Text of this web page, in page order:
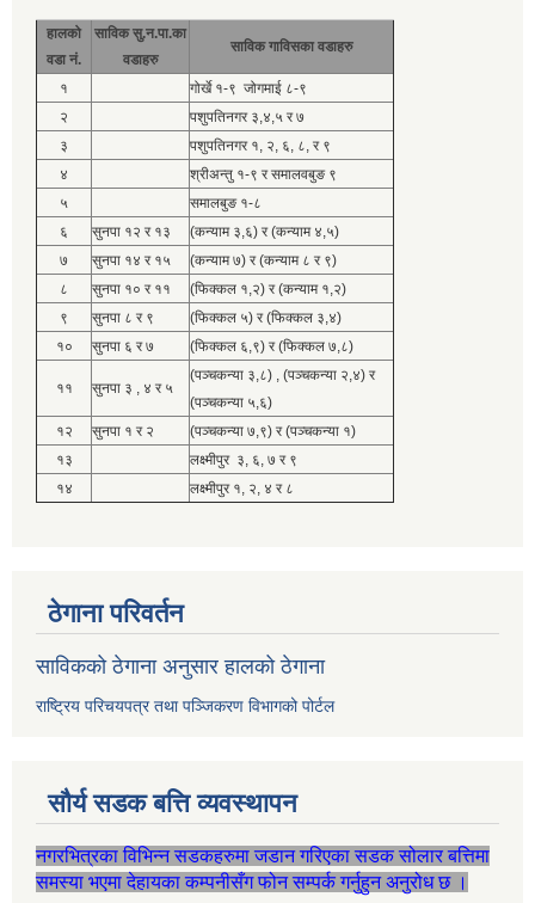
हालको
वडा नं.
साविक सु.न.पा.का
वडाहरु
साविक गाविसका वडाहरु
१
गोर्खे १-९ जोगमाई ८-९
२
पशुपतिनगर ३,४,५ र ७
३
पशुपतिनगर १, २, ६, ८, र ९
४
श्रीअन्तु १-९ र समालवबुङ ९
५
समालबुङ १-८
६
सुनपा १२ र १३
(कन्याम ३,६) र (कन्याम ४,५)
७
सुनपा १४ र १५
(कन्याम ७) र (कन्याम ८ र ९)
८
सुनपा १० र ११
(फिक्कल १,२) र (कन्याम १,२)
९
सुनपा ८ र ९
(फिक्कल ५) र (फिक्कल ३,४)
१०
सुनपा ६ र ७ (फिक्कल ६,९) र (फिक्कल ७,८)
११ सुनपा ३ , ४ र ५
(पञ्चकन्या ३,८) , (पञ्चकन्या २,४) र
(पञ्चकन्या ५,६)
१२
सुनपा १ र २
(पञ्चकन्या ७,९) र (पञ्चकन्या १)
१३
लक्ष्मीपुर ३, ६, ७ र ९
१४
लक्ष्मीपुर १, २, ४ र ८
ठेगाना परिवर्तन
साविकको ठेगाना अनुसार हालको ठेगाना
राष्ट्रिय परिचयपत्र तथा पञ्जिकरण विभागको पोर्टल
सौर्य सडक बत्ति व्यवस्थापन
नगरभित्रका विभिन्न सडकहरुमा जडान गरिएका सडक सोलार बत्तिमा
समस्या भएमा देहायका कम्पनीसँग फोन सम्पर्क गर्नुहुन अनुरोध छ ।